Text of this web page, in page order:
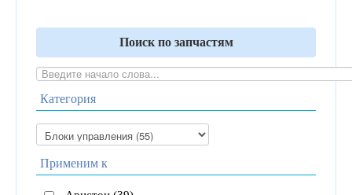
Поиск по запчастям
Категория
Применим к